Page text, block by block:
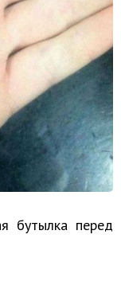
бутылка перед